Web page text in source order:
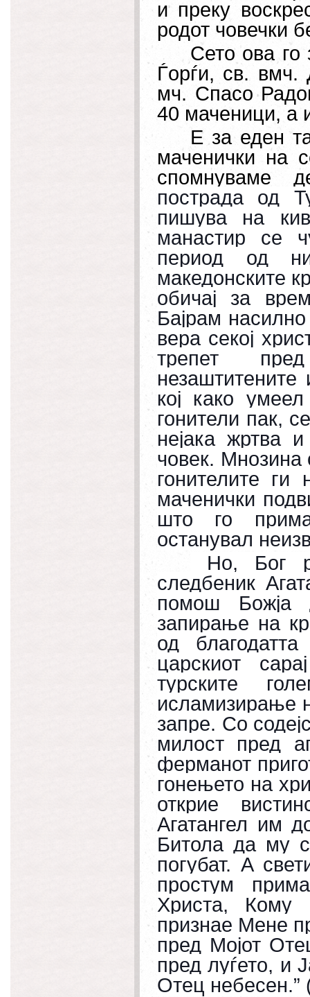
и преку
родот човечки
Сето ова го
Ѓорѓи, св. вмч.
мч. Спасо
40 маченици, а
Е за еден
маченички на
спомнуваме
пострада од
пишува на
манастир се
период од
македонските
обичај за
Бајрам
вера секој
трепет
незаштитените
кој како
гонители пак,
нејака жртва
човек. Мнозина
гонителите ги
маченички
што го
останувал
Но, Бог
следбеник
помош Божја
запирање на
од
царскиот
турските
исламизирање
запре. Со
милост пред
ферманот
гонењето на
открие
Агатангел им
Битола да му
погубат. А
простум
Христа,
признае Мене
пред Мојот
пред луѓето, и
Отец небесен.”